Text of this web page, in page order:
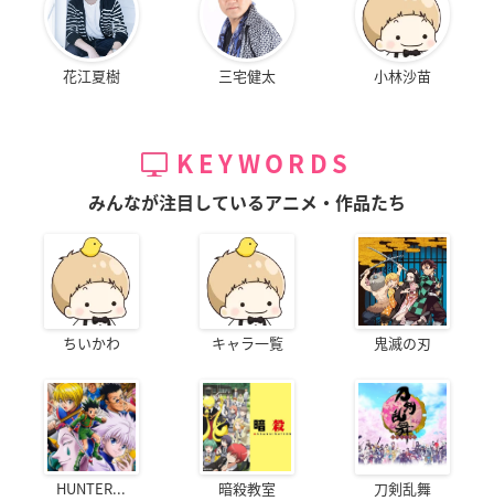
花江夏樹 三宅健太 小林沙苗
KEYWORDS
みんなが注目しているアニメ・作品たち
ちいかわ キャラ一覧 鬼滅の刃
HUNTER... 暗殺教室 刀剣乱舞